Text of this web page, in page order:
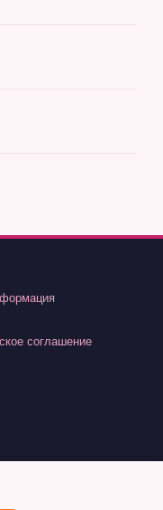
соглашение